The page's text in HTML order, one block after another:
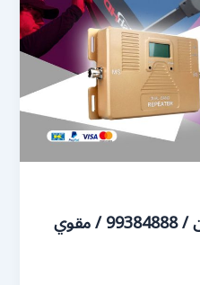
رقم مقوي شبكة 5g كيفان / 99384888 / مقوي